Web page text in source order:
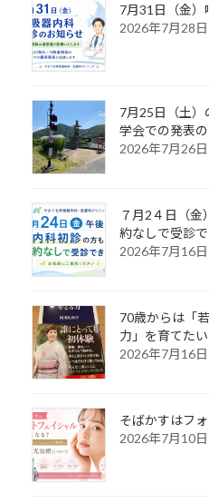
7月31日（金）
2026年7月28日
7月25日（土）
学会での発表
2026年7月26日
７月2４日（金
約なしで受診
2026年7月16日
70歳からは「
力」を育てたい
2026年7月16日
そばかすはフ
2026年7月10日